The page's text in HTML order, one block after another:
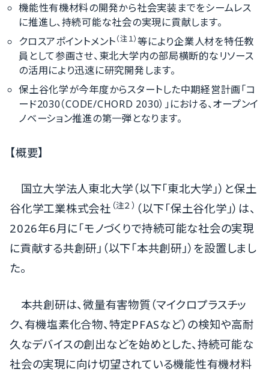
機能性有機材料の開発から社会実装までをシームレス
に推進し、持続可能な社会の実現に貢献します。
クロスアポイントメント（注１）等により企業人材を特任教
員として参画させ、東北大学内の部局横断的なリソース
の活用により迅速に研究開発します。
保土谷化学が今年度からスタートした中期経営計画「コ
ード2030（CODE/CHORD 2030）」における、オープンイ
ノベーション推進の第一弾となります。
【概要】
国立大学法人東北大学（以下「東北大学」）と保土
谷化学工業株式会社 （注２） （以下「保土谷化学」）は、
2026年6月に「モノづくりで持続可能な社会の実現
に貢献する共創研」（以下「本共創研」）を設置しまし
た。
本共創研は、微量有害物質（マイクロプラスチッ
ク、有機塩素化合物、特定PFASなど）の検知や高耐
久なデバイスの創出などを始めとした、持続可能な
社会の実現に向け切望されている機能性有機材料